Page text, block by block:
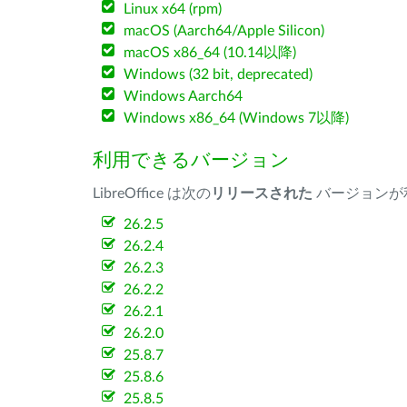
Linux x64 (rpm)
macOS (Aarch64/Apple Silicon)
macOS x86_64 (10.14以降)
Windows (32 bit, deprecated)
Windows Aarch64
Windows x86_64 (Windows 7以降)
利用できるバージョン
LibreOffice は次のリリースされた バージョンが
26.2.5
26.2.4
26.2.3
26.2.2
26.2.1
26.2.0
25.8.7
25.8.6
25.8.5